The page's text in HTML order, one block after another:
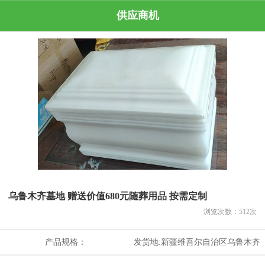
供应商机
乌鲁木齐墓地 赠送价值680元随葬用品 按需定制
浏览次数： 512次
产品规格： 发货地:新疆维吾尔自治区乌鲁木齐